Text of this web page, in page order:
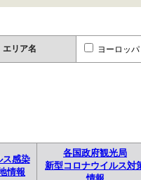
エリア名 ヨーロッパ
ス感染
情報
各国政府観光局
新型コロナウイルス対